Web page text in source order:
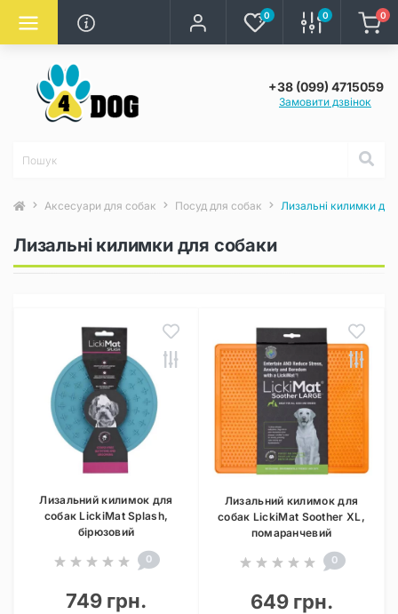
0 0 0
+38 (099) 4715059
Замовити дзвінок
Аксесуари для собак Посуд для собак Лизальні килимки
Лизальні килимки для собаки
Лизальний килимок для
собак LickiMat Splash,
бірюзовий
0
749 грн.
Лизальний килимок для
собак LickiMat Soother XL,
помаранчевий
0
649 грн.